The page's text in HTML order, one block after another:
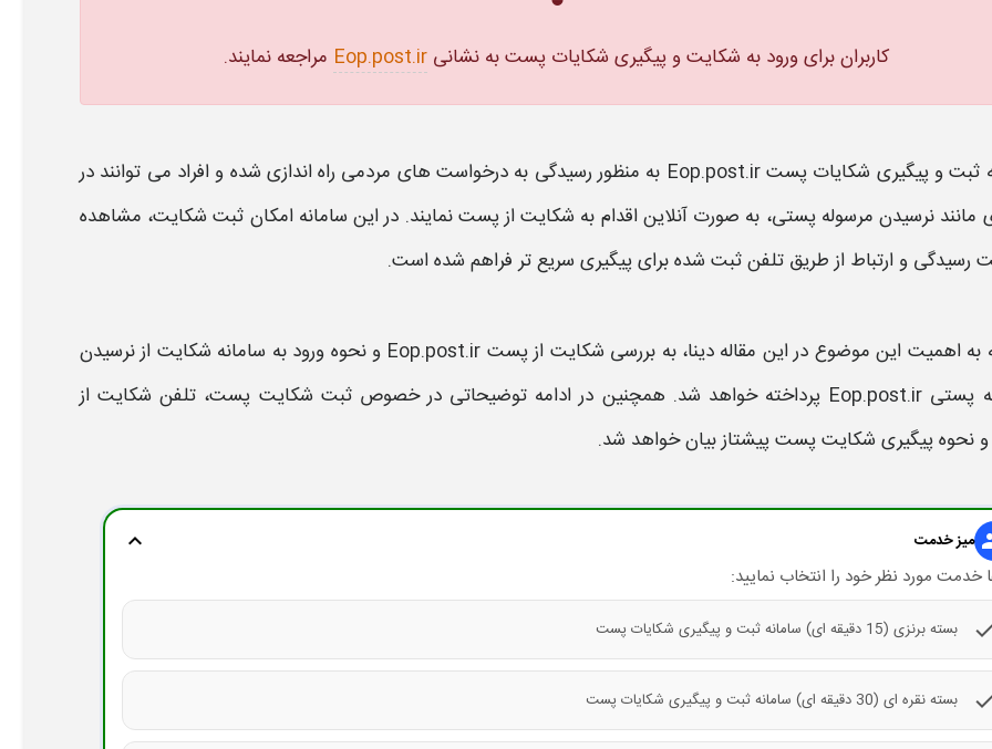
کاربران برای ورود به شکایت و پیگیری شکایات پست به نشانی Eop.post.ir ​ مراجعه نمایند.
ثبت و پیگیری شکایات پست Eop.post.ir
به‌ منظور رسیدگی به درخواست‌ های مردمی راه‌ اندازی شده و افراد می‌ توانند در
مانند نرسیدن مرسوله پستی، به‌ صورت آنلاین اقدام به شکایت از پستنمایند. در این سامانه امکان ثبت شکایت، مشاهده
رسیدگی و ارتباط از طریقتلفن ثبت‌ شده برای پیگیری سریع‌ تر فراهم شده است.
به اهمیت این موضوع در این مقاله دینا، به بررسی شکایت از پست Eop.post.ir و نحوه ورود به سامانه شکایت ازنرسیدن
پستی Eop.post.ir پرداخته خواهد شد. همچنین در ادامه توضیحاتی در خصوص ثبت شکایت پست، تلفن شکایت از
و نحوه پیگیری شکایت پستپیشتاز بیان خواهد شد.
میز خدمت expand_more
خدمت مورد نظر خود را انتخاب نمایید:
بسته برنزی (15 دقیقه ای) سامانه ثبت و پیگیری شکایات پست
بسته نقره ای (30 دقیقه ای) سامانه ثبت و پیگیری شکایات پست